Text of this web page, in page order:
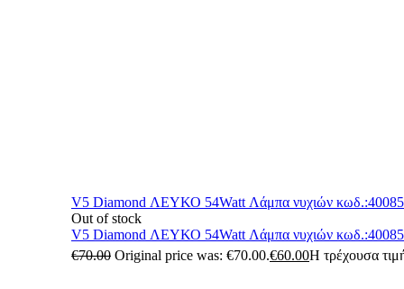
V5 Diamond ΛΕΥΚΟ 54Watt Λάμπα νυχιών
Out of stock
V5 Diamond ΛΕΥΚΟ 54Watt Λάμπα νυχιών
€70.00 Original price was: €70.00.€60.00Η τρέχουσα